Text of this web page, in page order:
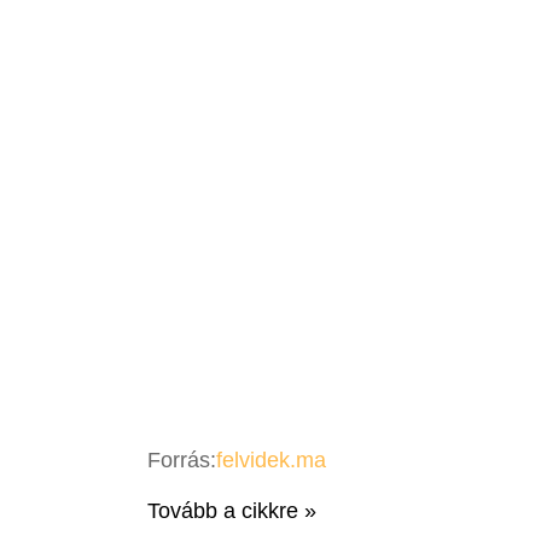
Forrás:felvidek.ma
Tovább a cikkre »